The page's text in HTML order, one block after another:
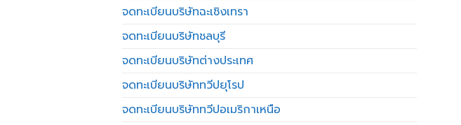
จดทะเบียนบริษัทฉะเชิงเทรา
จดทะเบียนบริษัทชลบุรี
จดทะเบียนบริษัทต่างประเทศ
จดทะเบียนบริษัททวีปยุโรป
จดทะเบียนบริษัททวีปอเมริกาเหนือ